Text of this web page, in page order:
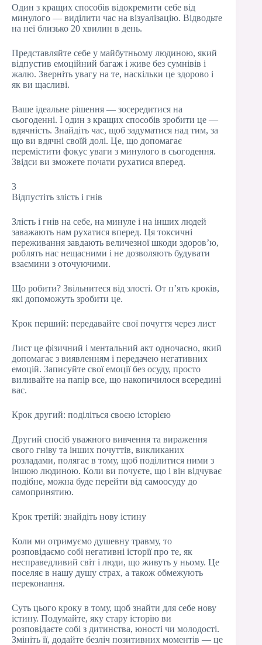
Один з кращих способів відокремити себе від
минулого — виділити час на візуалізацію. Відводьте
на неї близько 20 хвилин в день.
Представляйте себе у майбутньому людиною, який
відпустив емоційний багаж і живе без сумнівів і
жалю. Зверніть увагу на те, наскільки це здорово і
як ви щасливі.
Ваше ідеальне рішення — зосередитися на
сьогоденні. І один з кращих способів зробити це —
вдячність. Знайдіть час, щоб задуматися над тим, за
що ви вдячні своїй долі. Це, що допомагає
перемістити фокус уваги з минулого в сьогодення.
Звідси ви зможете почати рухатися вперед.
3
Відпустіть злість і гнів
Злість і гнів на себе, на минуле і на інших людей
заважають нам рухатися вперед. Ця токсичні
переживання завдають величезної шкоди здоров’ю,
роблять нас нещасними і не дозволяють будувати
взаємини з оточуючими.
Що робити? Звільнитеся від злості. От п’ять кроків,
які допоможуть зробити це.
Крок перший: передавайте свої почуття через лист
Лист це фізичний і ментальний акт одночасно, який
допомагає з виявленням і передачею негативних
емоцій. Записуйте свої емоції без осуду, просто
виливайте на папір все, що накопичилося всередині
вас.
Крок другий: поділіться своєю історією
Другий спосіб уважного вивчення та вираження
свого гніву та інших почуттів, викликаних
розладами, полягає в тому, щоб поділитися ними з
іншою людиною. Коли ви почуєте, що і він відчуває
подібне, можна буде перейти від самоосуду до
самопринятию.
Крок третій: знайдіть нову істину
Коли ми отримуємо душевну травму, то
розповідаємо собі негативні історії про те, як
несправедливий світ і люди, що живуть у ньому. Це
поселяє в нашу душу страх, а також обмежують
переконання.
Суть цього кроку в тому, щоб знайти для себе нову
істину. Подумайте, яку стару історію ви
розповідаєте собі з дитинства, юності чи молодості.
Змініть її, додайте безліч позитивних моментів — це